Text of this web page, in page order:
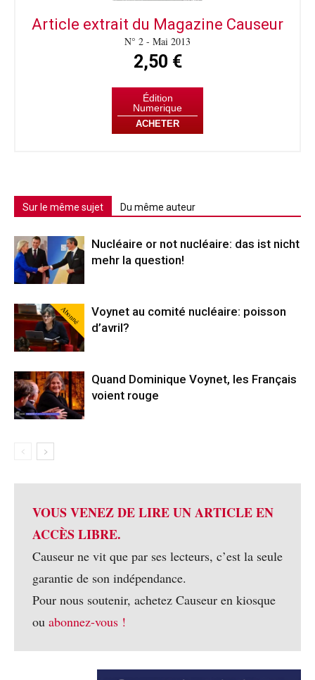
Article extrait du Magazine Causeur
N° 2 - Mai 2013
2,50 €
Édition
Numerique
ACHETER
Sur le même sujet Du même auteur
Nucléaire or not nucléaire: das ist nicht
mehr la question!
Abonné
Voynet au comité nucléaire: poisson
d’avril?
Quand Dominique Voynet, les Français
voient rouge
VOUS VENEZ DE LIRE UN ARTICLE EN
ACCÈS LIBRE.
Causeur ne vit que par ses lecteurs, c’est la seule
garantie de son indépendance.
Pour nous soutenir, achetez Causeur en kiosque
ou abonnez-vous !